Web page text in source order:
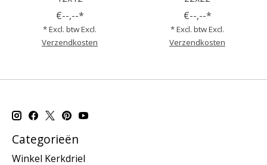
€--,--*
* Excl. btw Excl.
Verzendkosten
€--,--*
* Excl. btw Excl.
Verzendkosten
Categorieën
Winkel Kerkdriel